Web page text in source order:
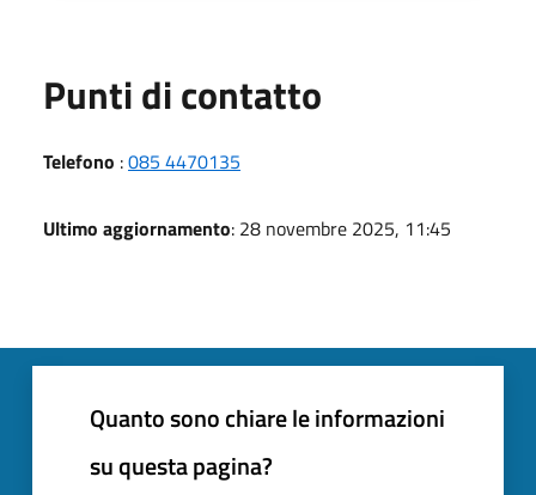
Punti di contatto
Telefono :085 4470135
Ultimo aggiornamento: 28 novembre 2025, 11:45
Quanto sono chiare le informazioni
su questa pagina?